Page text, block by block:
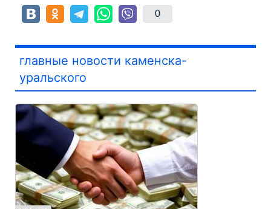
0
главные новости каменска-
уральского